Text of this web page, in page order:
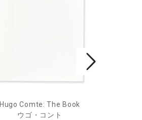
Hugo Comte: The Book
ウゴ・コント